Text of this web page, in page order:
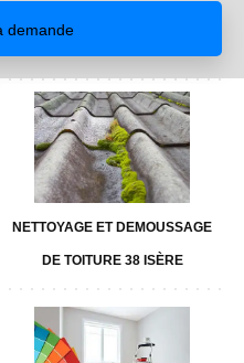
NETTOYAGE ET DEMOUSSAGE
DE TOITURE 38 ISÈRE